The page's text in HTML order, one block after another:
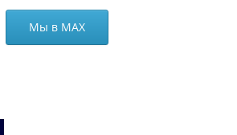
Мы в МАХ